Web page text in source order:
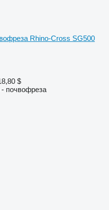
Rhino-Cross SG500
$
почвофреза